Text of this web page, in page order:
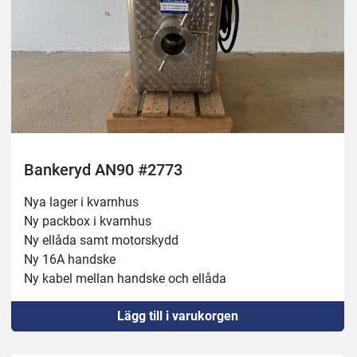
Bankeryd AN90 #2773
Nya lager i kvarnhus
Ny packbox i kvarnhus
Ny ellåda samt motorskydd
Ny 16A handske
Ny kabel mellan handske och ellåda
Nya lager i elmotor
Ny Snäckhusmutter
Lägg till i varukorgen